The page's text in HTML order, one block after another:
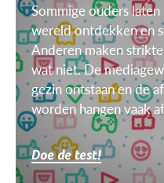
Sommige ouders
wereld ontdekken en
Anderen maken
wat niet. De
gezin ontstaan en de
worden hangen vaak
kinderen, van het
Doe de test!